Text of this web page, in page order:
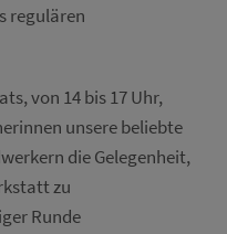
regulären
von 14 bis 17 Uhr,
unsere beliebte
die Gelegenheit,
zu
Runde